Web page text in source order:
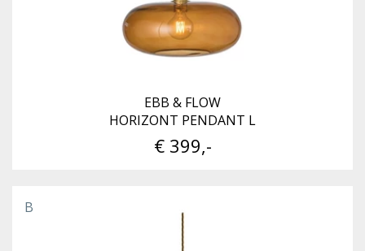
EBB & FLOW
HORIZONT PENDANT L
€ 399,-
B